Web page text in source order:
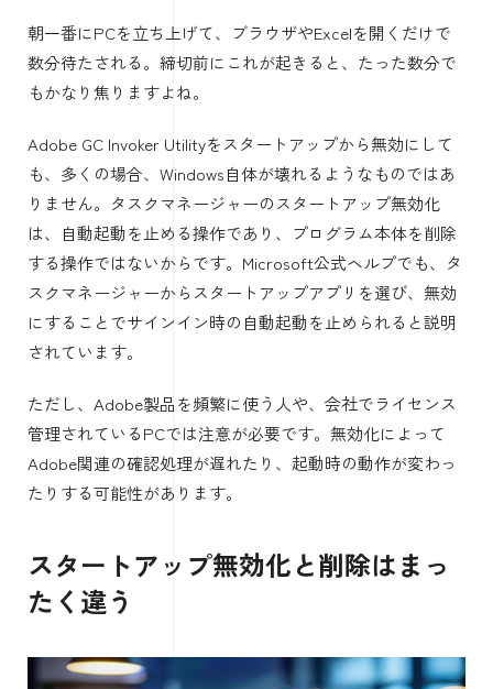
朝一番にPCを立ち上げて、ブラウザやExcelを開くだけで
数分待たされる。締切前にこれが起きると、たった数分で
もかなり焦りますよね。
Adobe GC Invoker Utilityをスタートアップから無効にして
も、多くの場合、Windows自体が壊れるようなものではあ
りません。タスクマネージャーのスタートアップ無効化
は、自動起動を止める操作であり、プログラム本体を削除
する操作ではないからです。Microsoft公式ヘルプでも、タ
スクマネージャーからスタートアップアプリを選び、無効
にすることでサインイン時の自動起動を止められると説明
されています。
ただし、Adobe製品を頻繁に使う人や、会社でライセンス
管理されているPCでは注意が必要です。無効化によって
Adobe関連の確認処理が遅れたり、起動時の動作が変わっ
たりする可能性があります。
スタートアップ無効化と削除はまっ
たく違う